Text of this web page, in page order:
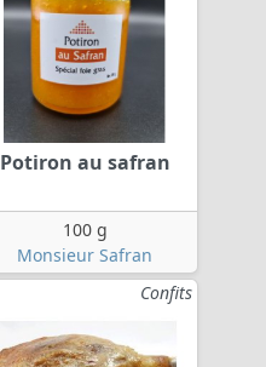
Potiron au safran
100 g
Monsieur Safran
Confits